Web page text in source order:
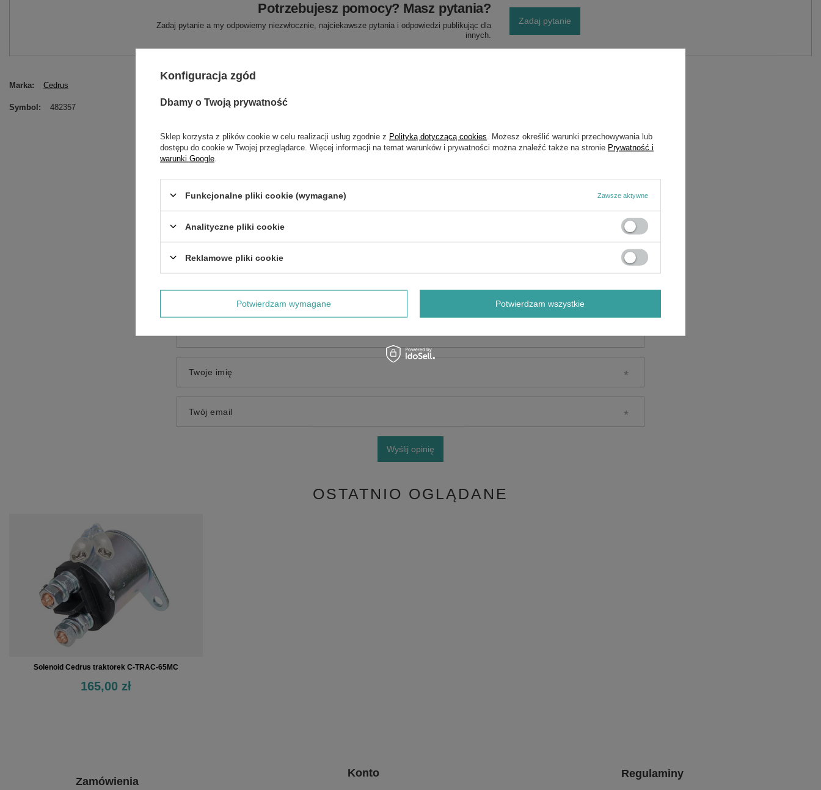
Potrzebujesz pomocy? Masz pytania?
Zadaj pytanie a my odpowiemy niezwłocznie, najciekawsze pytania i odpowiedzi publikując dla
innych.
Zadaj pytanie
Marka Cedrus
Symbol 482357
Twoje imię
Twój email
Wyślij opinię
OSTATNIO OGLĄDANE
Solenoid Cedrus traktorek C-TRAC-65MC
165,00 zł
Zamówienia
Konto Regulaminy
Konfiguracja zgód
Dbamy o Twoją prywatność
Sklep korzysta z plików cookie w celu realizacji usług zgodnie z Polityką dotyczącą cookies . Możesz określić warunki przechowywania lub
dostępu do cookie w Twojej przeglądarce. Więcej informacji na temat warunków i prywatności można znaleźć także na stronie Prywatność i
warunki Google
Funkcjonalne pliki cookie (wymagane) Zawsze aktywne
Analityczne pliki cookie
Reklamowe pliki cookie
Potwierdzam wymagane Potwierdzam wszystkie